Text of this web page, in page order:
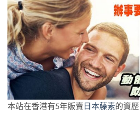
本站在香港有5年販賣 日本藤素的資